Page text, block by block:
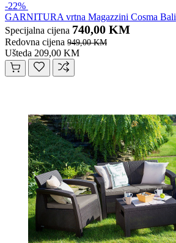
-22%
GARNITURA vrtna Magazzini Cosma Bali
Specijalna cijena 740,00 KM
Redovna cijena 949,00 KM
Ušteda 209,00 KM